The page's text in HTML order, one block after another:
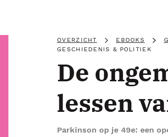
OVERZICHT EBOOKS
GESCHIEDENIS & POLITIEK
De
lessen
Parkinson op je 49e: een